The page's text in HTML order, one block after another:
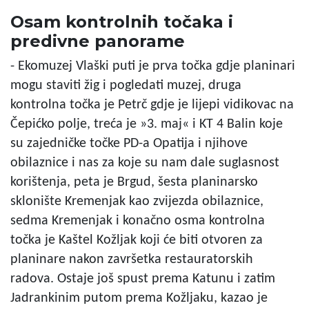
Osam kontrolnih točaka i
predivne panorame
- Ekomuzej Vlaški puti je prva točka gdje planinari
mogu staviti žig i pogledati muzej, druga
kontrolna točka je Petrč gdje je lijepi vidikovac na
Čepićko polje, treća je »3. maj« i KT 4 Balin koje
su zajedničke točke PD-a Opatija i njihove
obilaznice i nas za koje su nam dale suglasnost
korištenja, peta je Brgud, šesta planinarsko
sklonište Kremenjak kao zvijezda obilaznice,
sedma Kremenjak i konačno osma kontrolna
točka je Kaštel Kožljak koji će biti otvoren za
planinare nakon završetka restauratorskih
radova. Ostaje još spust prema Katunu i zatim
Jadrankinim putom prema Kožljaku, kazao je